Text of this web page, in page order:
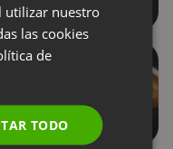
FRENCH
RUSSIAN
SPANISH
utilizar nuestro
las cookies
de
TODO